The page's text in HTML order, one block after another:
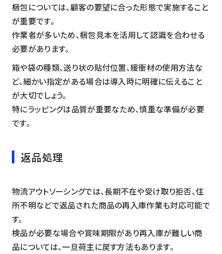
梱包については、顧客の要望に合った形態で実施すること
が重要です。
作業者が多いため、梱包見本を活用して認識を合わせる
必要があります。
箱や袋の種類、送り状の貼付位置、緩衝材の使用方法な
ど、細かい指定がある場合は導入時に明確に伝えること
が大切でしょう。
特にラッピングは品質が重要なため、慎重な準備が必要
です。
返品処理
物流アウトソーシングでは、長期不在や受け取り拒否、住
所不明などで返品された商品の再入庫作業も対応可能で
す。
検品が必要な場合や賞味期限があり再入庫が難しい商
品については、一旦荷主に戻す方法もあります。